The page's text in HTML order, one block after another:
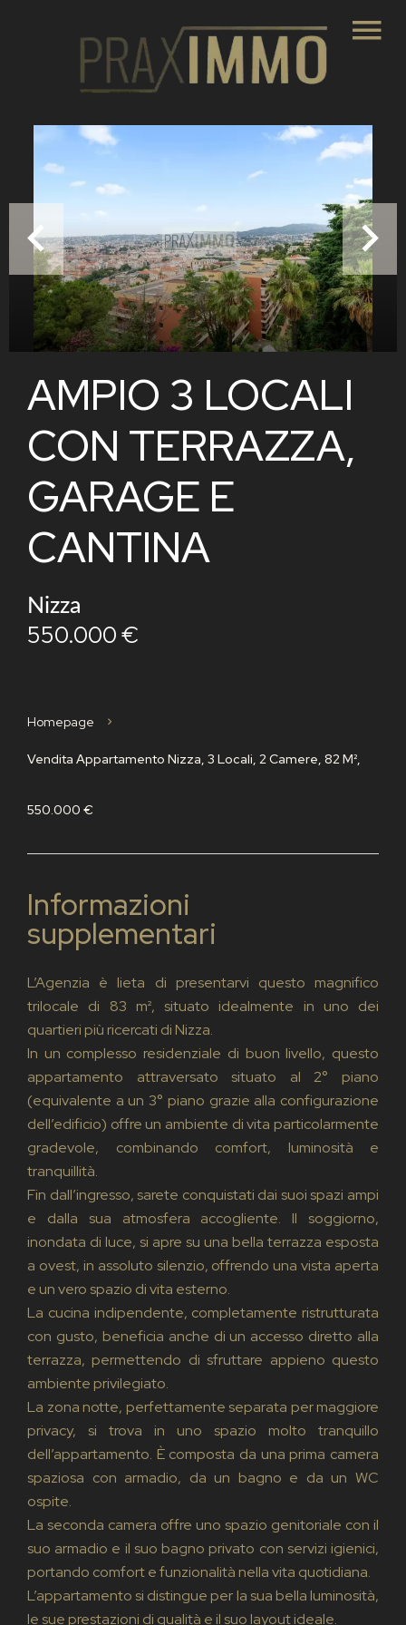
AMPIO 3 LOCALI
CON TERRAZZA,
GARAGE E
CANTINA
Nizza
550.000 €
Homepage
Vendita Appartamento Nizza, 3 Locali, 2 Camere, 82 M²,
550.000 €
Informazioni
supplementari
L’Agenzia è lieta di presentarvi questo magnifico
trilocale di 83 m², situato idealmente in uno dei
quartieri più ricercati di Nizza.
In un complesso residenziale di buon livello, questo
appartamento attraversato situato al 2° piano
(equivalente a un 3° piano grazie alla configurazione
dell’edificio) offre un ambiente di vita particolarmente
gradevole, combinando comfort, luminosità e
tranquillità.
Fin dall’ingresso, sarete conquistati dai suoi spazi ampi
e dalla sua atmosfera accogliente. Il soggiorno,
inondata di luce, si apre su una bella terrazza esposta
a ovest, in assoluto silenzio, offrendo una vista aperta
e un vero spazio di vita esterno.
La cucina indipendente, completamente ristrutturata
con gusto, beneficia anche di un accesso diretto alla
terrazza, permettendo di sfruttare appieno questo
ambiente privilegiato.
La zona notte, perfettamente separata per maggiore
privacy, si trova in uno spazio molto tranquillo
dell’appartamento. È composta da una prima camera
spaziosa con armadio, da un bagno e da un WC
ospite.
La seconda camera offre uno spazio genitoriale con il
suo armadio e il suo bagno privato con servizi igienici,
portando comfort e funzionalità nella vita quotidiana.
L’appartamento si distingue per la sua bella luminosità,
le sue prestazioni di qualità e il suo layout ideale.